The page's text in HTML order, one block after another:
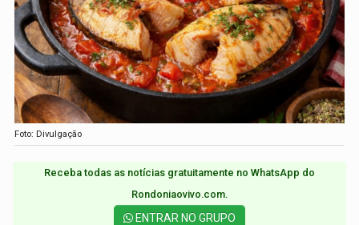
Foto: Divulgação
Receba todas as notícias gratuitamente no WhatsApp do
Rondoniaovivo.com.​
ENTRAR NO GRUPO